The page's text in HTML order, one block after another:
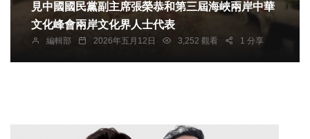
見中國國民黨副主席張榮恭和第三屆海峽兩岸中華
文化峰會兩岸文化界人士代表
編輯部 2026年五月12日 3,252 觀看 1 分享